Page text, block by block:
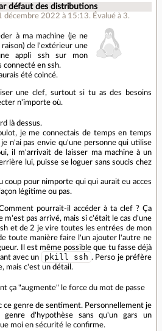
défaut des distributions
décembre 2022 à 15:13. Évalué à 3.
à ma machine (je ne
raison) de l'extérieur une
appli ssh sur mon
connecté en ssh.
été coincé.
une clef, surtout si tu as des besoins
n'importe où.
là dessus.
je me connectais de temps en temps
n'ai pas envie qu'une personne qui utilise
il m'arrivait de laisser ma machine à un
lui, puisse se loguer sans soucis chez
coup pour nimporte qui qui aurait eu acces
légitime ou pas.
pourrait-il accéder à ta clef ? Ça
m'est pas arrivé, mais si c'était le cas d'une
et de 2 je vire toutes les entrées de mon
toute manière faire l'un ajouter l'autre ne
Il est même possible que tu fasse déjà
avec un
pkill ssh . Perso je préfère
mais c'est un détail.
ça "augmente" le force du mot de passe
ce genre de sentiment. Personnellement je
genre d'hypothèse sans qu'un gars un
moi en sécurité le confirme.